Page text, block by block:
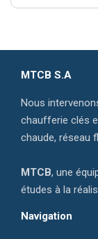
MTCB S.A
Nous
chaufferie clés
chaude, réseau
MTCB, une
études à la
Navigation